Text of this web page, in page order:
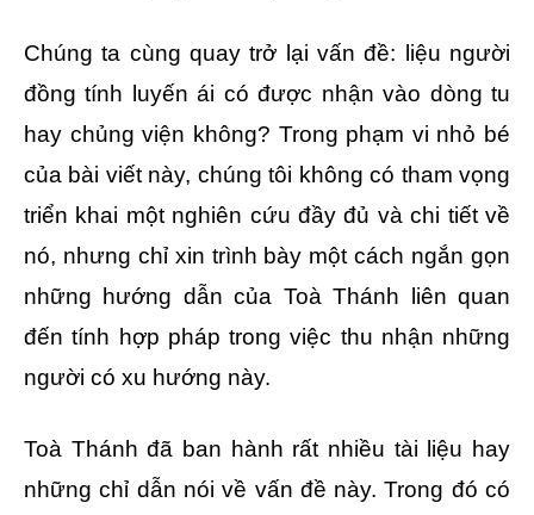
Chúng ta cùng quay trở lại vấn đề: liệu người
đồng tính luyến ái có được nhận vào dòng tu
hay chủng viện không? Trong phạm vi nhỏ bé
của bài viết này, chúng tôi không có tham vọng
triển khai một nghiên cứu đầy đủ và chi tiết về
nó, nhưng chỉ xin trình bày một cách ngắn gọn
những hướng dẫn của Toà Thánh liên quan
đến tính hợp pháp trong việc thu nhận những
người có xu hướng này.
Toà Thánh đã ban hành rất nhiều tài liệu hay
những chỉ dẫn nói về vấn đề này. Trong đó có